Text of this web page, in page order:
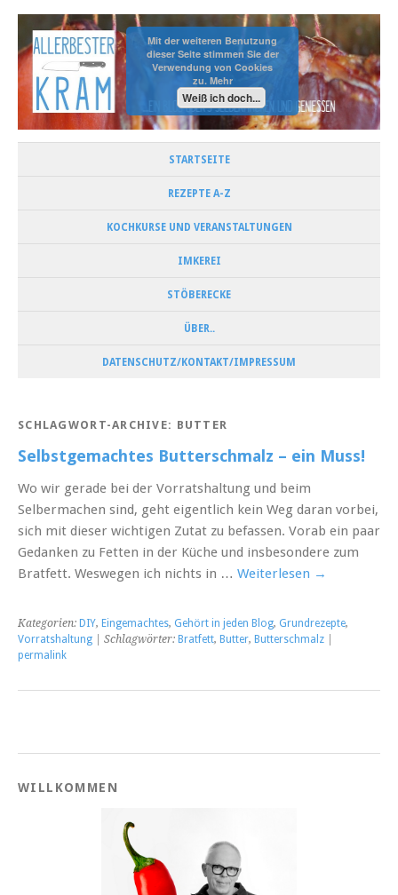
STARTSEITE
REZEPTE A-Z
KOCHKURSE UND VERANSTALTUNGEN
IMKEREI
STÖBERECKE
ÜBER..
DATENSCHUTZ/KONTAKT/IMPRESSUM
SCHLAGWORT-ARCHIVE: BUTTER
Selbstgemachtes Butterschmalz – ein Muss!
Wo wir gerade bei der Vorratshaltung und beim
Selbermachen sind, geht eigentlich kein Weg daran vorbei,
sich mit dieser wichtigen Zutat zu befassen. Vorab ein paar
Gedanken zu Fetten in der Küche und insbesondere zum
Bratfett. Weswegen ich nichts in … Weiterlesen →
Kategorien: DIY, Eingemachtes, Gehört in jeden Blog, Grundrezepte,
Vorratshaltung | Schlagwörter: Bratfett, Butter, Butterschmalz
permalink
WILLKOMMEN
Mit der weiteren Benutzung
dieser Seite stimmen Sie der
Verwendung von Cookies
zu. Mehr
Weiß ich doch...